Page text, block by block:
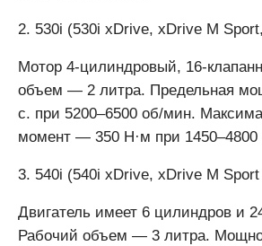
2. 530i (530i xDrive, xDrive M
Мотор 4-цилиндровый, 16-
объем — 2 литра. Предельная
с. при 5200–6500 об/мин.
момент — 350 Н·м при
3. 540i (540i xDrive, xDrive M Sport
Двигатель имеет 6 цилиндров и
Рабочий объем — 3 литра.